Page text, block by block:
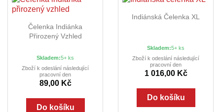
Čelenka Indiánka
Přirozený Vzhled
Skladem:5+ ks
Zboží k odeslání následující
pracovní den
89,00 Kč
Do košíku
Indiánská Čelenka XL
Skladem:5+ ks
Zboží k odeslání následující
pracovní den
1 016,00 Kč
Do košíku